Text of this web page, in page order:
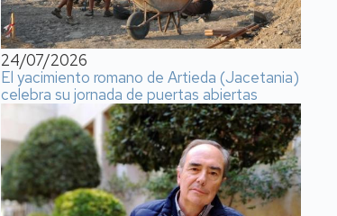
24/07/2026
El yacimiento romano de Artieda (Jacetania)
celebra su jornada de puertas abiertas